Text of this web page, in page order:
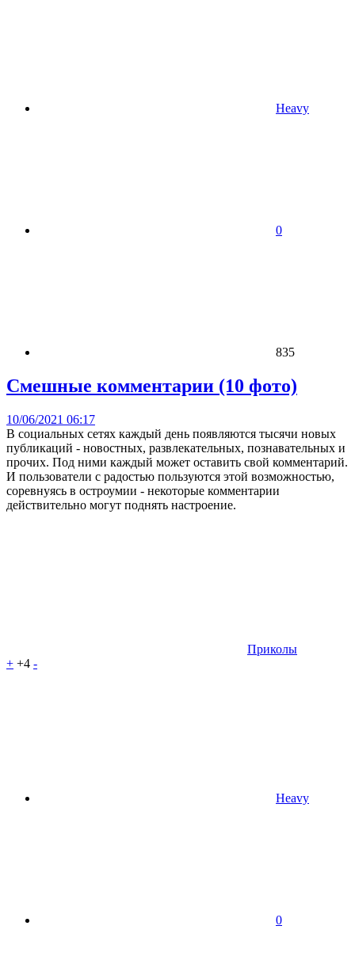
Heavy
0
835
Смешные комментарии (10 фото)
10/06/2021 06:17
В социальных сетях каждый день появляются тысячи новых
публикаций - новостных, развлекательных, познавательных и
прочих. Под ними каждый может оставить свой комментарий.
И пользователи с радостью пользуются этой возможностью,
соревнуясь в остроумии - некоторые комментарии
действительно могут поднять настроение.
Приколы
+ +4 -
Heavy
0